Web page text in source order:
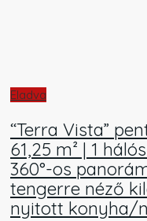
Eladva
“Terra Vista”
61,25 m² | 1
360°-os
tengerre néző
nyitott konyha/